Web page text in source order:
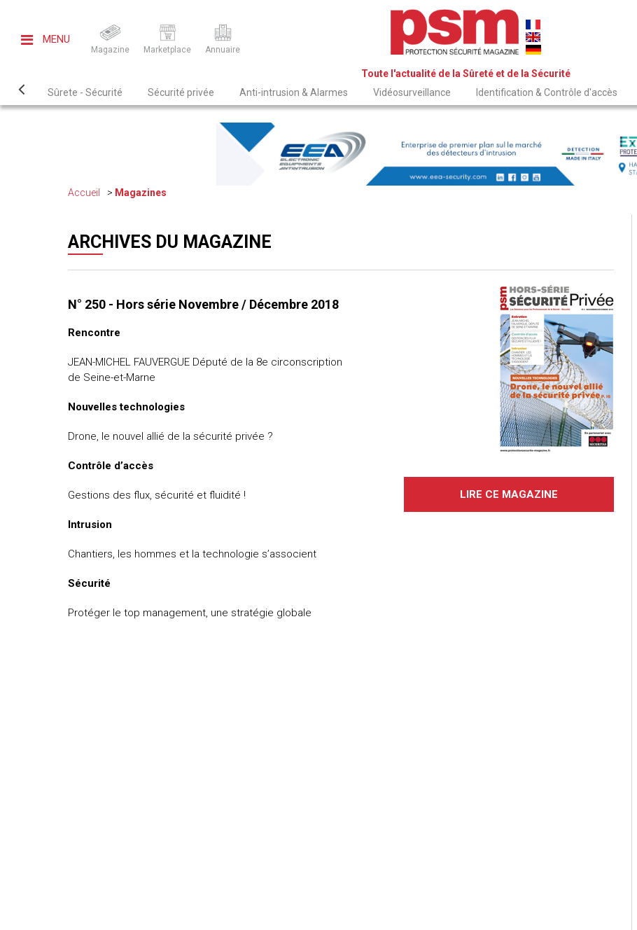
MENU
Magazine Marketplace Annuaire
Toute l'actualité de la Sûreté et de la Sécurité
Sûrete - Sécurité Sécurité privée Anti-intrusion & Alarmes Vidéosurveillance Identification & Contrôle d'accès
Accueil Magazines
ARCHIVES DU MAGAZINE
N° 250 - Hors série Novembre / Décembre 2018
Rencontre
JEAN-MICHEL FAUVERGUE Député de la 8e circonscription
de Seine-et-Marne
Nouvelles technologies
Drone, le nouvel allié de la sécurité privée ?
Contrôle d’accès
Gestions des flux, sécurité et fluidité !
Intrusion
Chantiers, les hommes et la technologie s’associent
Sécurité
Protéger le top management, une stratégie globale
LIRE CE MAGAZINE